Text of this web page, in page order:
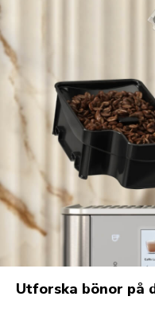
Utforska bönor på